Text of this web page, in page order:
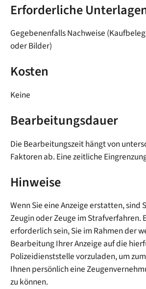
Erforderliche
Gegebenenfalls Nachweise
oder Bilder)
Kosten
Keine
Bearbeitungsdauer
Die Bearbeitungszeit hängt von
Faktoren ab. Eine zeitliche
Hinweise
Wenn Sie eine Anzeige erstatten, sind
Zeugin oder Zeuge im Strafverfahren.
erforderlich sein, Sie im Rahmen der
Bearbeitung Ihrer Anzeige auf die
Polizeidienststelle vorzuladen, um
Ihnen persönlich eine
zu können.